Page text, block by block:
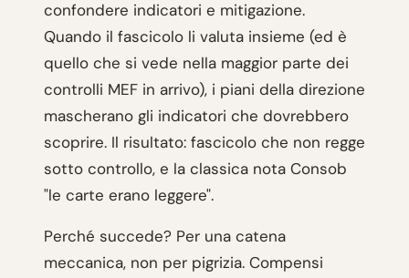
confondere indicatori e mitigazione.
Quando il fascicolo li valuta insieme (ed è
quello che si vede nella maggior parte dei
controlli MEF in arrivo), i piani della direzione
mascherano gli indicatori che dovrebbero
scoprire. Il risultato: fascicolo che non regge
sotto controllo, e la classica nota Consob
"le carte erano leggere".
Perché succede? Per una catena
meccanica, non per pigrizia. Compensi